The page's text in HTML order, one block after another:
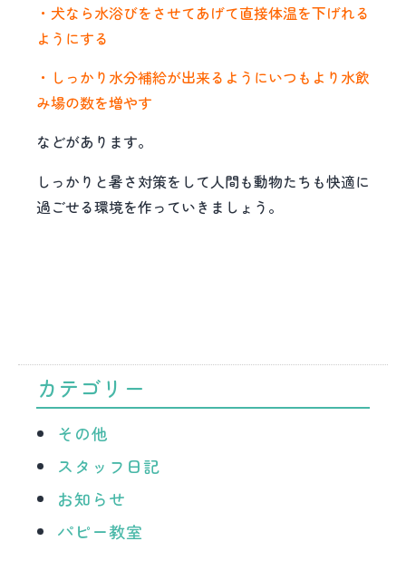
・犬なら水浴びをさせてあげて直接体温を下げれる
ようにする
・しっかり水分補給が出来るようにいつもより水飲
み場の数を増やす
などがあります。
しっかりと暑さ対策をして人間も動物たちも快適に
過ごせる環境を作っていきましょう。
カテゴリー
その他
スタッフ日記
お知らせ
パピー教室